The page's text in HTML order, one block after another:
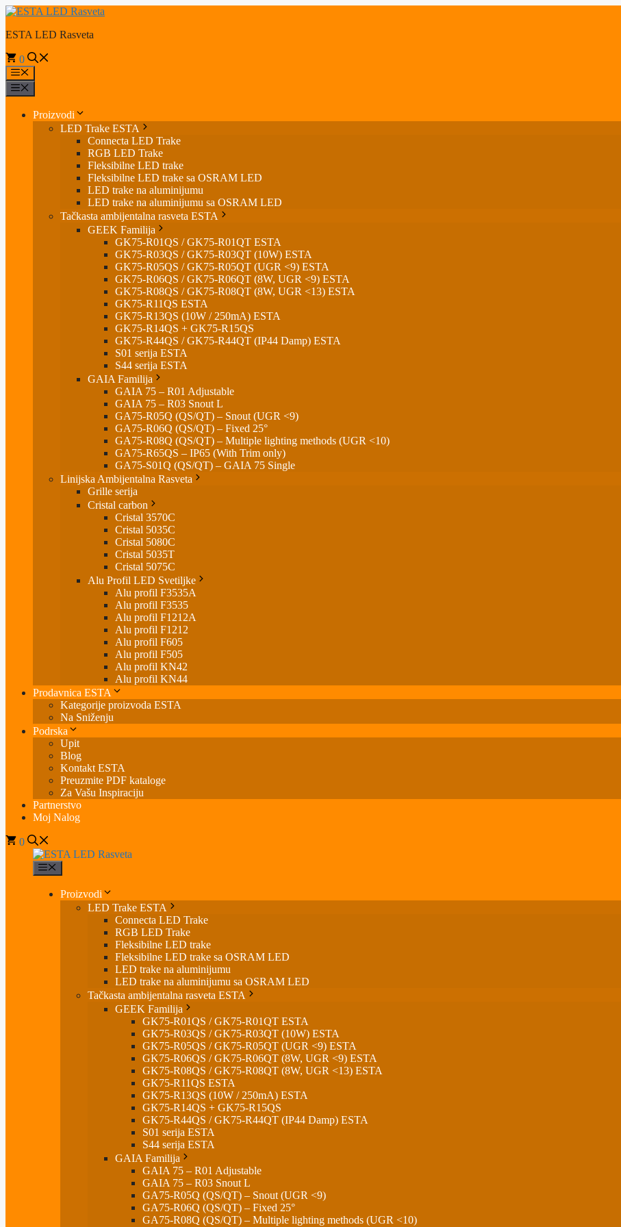
Skip
content
ESTA LED Rasveta
0
Menu
Proizvodi
LED Trake ESTA
Connecta LED Trake
RGB LED Trake
Fleksibilne LED trake
Fleksibilne LED trake sa OSRAM LED
LED trake na aluminijumu
LED trake na aluminijumu sa OSRAM LED
Tačkasta ambijentalna rasveta ESTA
GEEK Familija
GK75-R01QS / GK75-R01QT ESTA
GK75-R03QS / GK75-R03QT (10W) ESTA
GK75-R05QS / GK75-R05QT (UGR <9) ESTA
GK75-R06QS / GK75-R06QT (8W, UGR <9) ESTA
GK75-R08QS / GK75-R08QT (8W, UGR <13) ESTA
GK75-R11QS ESTA
GK75-R13QS (10W / 250mA) ESTA
GK75-R14QS + GK75-R15QS
GK75-R44QS / GK75-R44QT (IP44 Damp) ESTA
S01 serija ESTA
S44 serija ESTA
GAIA Familija
GAIA 75 – R01 Adjustable
GAIA 75 – R03 Snout L
GA75-R05Q (QS/QT) – Snout (UGR <9)
GA75-R06Q (QS/QT) – Fixed 25°
GA75-R08Q (QS/QT) – Multiple lighting methods (UGR <10)
GA75-R65QS – IP65 (With Trim only)
GA75-S01Q (QS/QT) – GAIA 75 Single
Linijska Ambijentalna Rasveta
Grille serija
Cristal carbon
Cristal 3570C
Cristal 5035C
Cristal 5080C
Cristal 5035T
Cristal 5075C
Alu Profil LED Svetiljke
Alu profil F3535A
Alu profil F3535
Alu profil F1212A
Alu profil F1212
Alu profil F605
Alu profil F505
Alu profil KN42
Alu profil KN44
Prodavnica ESTA
Kategorije proizvoda ESTA
Na Sniženju
Podrska
Upit
Blog
Kontakt ESTA
Preuzmite PDF kataloge
Za Vašu Inspiraciju
Partnerstvo
Moj Nalog
0
Proizvodi
LED Trake ESTA
Connecta LED Trake
RGB LED Trake
Fleksibilne LED trake
Fleksibilne LED trake sa OSRAM LED
LED trake na aluminijumu
LED trake na aluminijumu sa OSRAM LED
Tačkasta ambijentalna rasveta ESTA
GEEK Familija
GK75-R01QS / GK75-R01QT ESTA
GK75-R03QS / GK75-R03QT (10W) ESTA
GK75-R05QS / GK75-R05QT (UGR <9) ESTA
GK75-R06QS / GK75-R06QT (8W, UGR <9) ESTA
GK75-R08QS / GK75-R08QT (8W, UGR <13) ESTA
GK75-R11QS ESTA
GK75-R13QS (10W / 250mA) ESTA
GK75-R14QS + GK75-R15QS
GK75-R44QS / GK75-R44QT (IP44 Damp) ESTA
S01 serija ESTA
S44 serija ESTA
GAIA Familija
GAIA 75 – R01 Adjustable
GAIA 75 – R03 Snout L
GA75-R05Q (QS/QT) – Snout (UGR <9)
GA75-R06Q (QS/QT) – Fixed 25°
GA75-R08Q (QS/QT) – Multiple lighting methods (UGR <10)